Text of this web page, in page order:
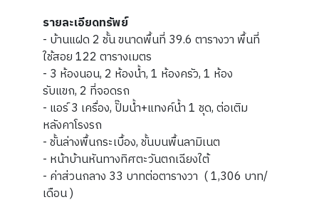
รายละเอียดทรัพย์
- บ้านแฝด 2 ชั้น ขนาดพื้นที่ 39.6 ตารางวา พื้นที่
ใช้สอย 122 ตารางเมตร
- 3 ห้องนอน, 2 ห้องน้ำ, 1 ห้องครัว, 1 ห้อง
รับแขก, 2 ที่จอดรถ
- แอร์ 3 เครื่อง, ปั๊มน้ำ+แทงค์น้ำ 1 ชุด, ต่อเติม
หลังคาโรงรถ
- ชั้นล่างพื้นกระเบื้อง, ชั้นบนพื้นลามิเนต
- หน้าบ้านหันทางทิศตะวันตกเฉียงใต้
- ค่าส่วนกลาง 33 บาทต่อตารางวา ( 1,306 บาท/
เดือน )